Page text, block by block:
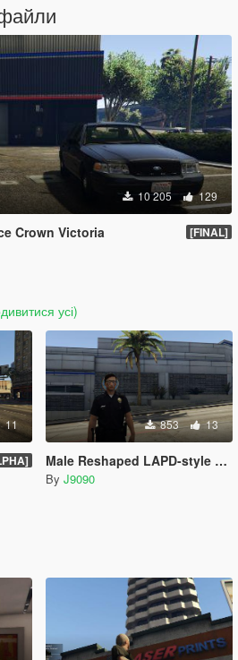
10 205 129
Crown Victoria [FINAL]
усі)
11 853 13
Male Reshaped LAPD-style badge
By J9090